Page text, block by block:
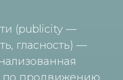
(publicity —
гласность) —
по продвижению,